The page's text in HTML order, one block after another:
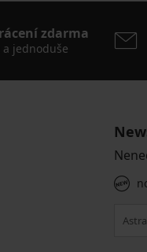
zdarma
jednoduše